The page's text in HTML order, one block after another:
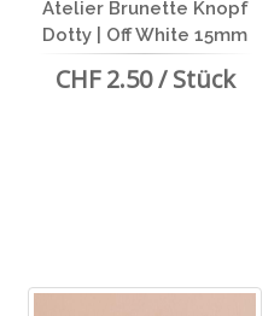
Atelier Brunette Knopf
Dotty | Off White 15mm
CHF 2.50 / Stück